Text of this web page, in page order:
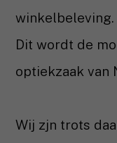
winkelbeleving.
Dit wordt de
optiekzaak van
Wij zjn trots